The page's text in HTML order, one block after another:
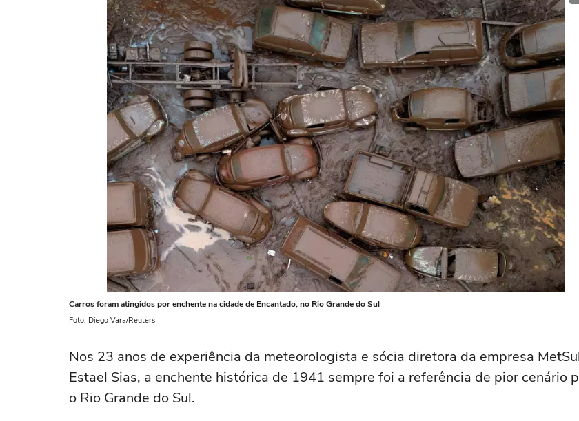
Carros foram atingidos por enchente na cidade de Encantado, no Rio Grande do Sul
Foto: Diego Vara/Reuters
Nos 23 anos de experiência da meteorologista e sócia diretora da empresa
Estael Sias, a enchente histórica de 1941 sempre foi a referência de pior cenário
o Rio Grande do Sul.